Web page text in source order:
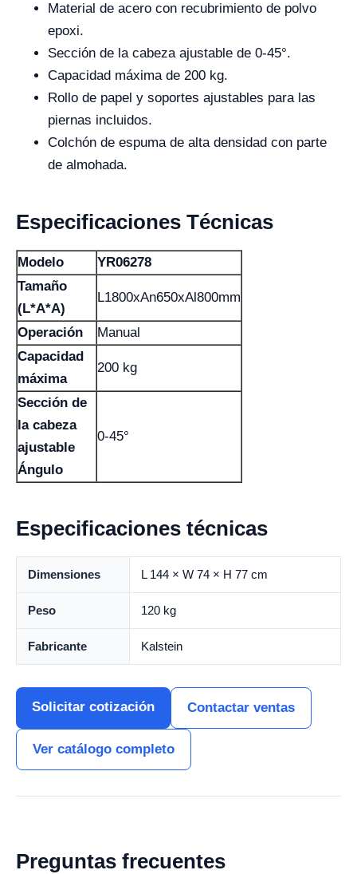
Material de acero con recubrimiento de polvo
epoxi.
Sección de la cabeza ajustable de 0-45°.
Capacidad máxima de 200 kg.
Rollo de papel y soportes ajustables para las
piernas incluidos.
Colchón de espuma de alta densidad con parte
de almohada.
Especificaciones Técnicas
Modelo
YR06278
Tamaño
(L*A*A)
L1800xAn650xAl800mm
Operación
Manual
Capacidad
máxima
200 kg
Sección de
la cabeza
ajustable
Ángulo
0-45°
Especificaciones técnicas
Dimensiones L 144 × W 74 × H 77 cm
Peso 120 kg
Fabricante Kalstein
Solicitar cotización Contactar ventas
Ver catálogo completo
Preguntas frecuentes